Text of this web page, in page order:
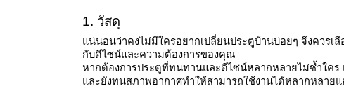
1. วัสดุ
แน่นอนว่าคงไม่มีใครอยากเปลี่ยนประตูบ้านบ่อยๆ จึงควร
กับดีไซน์และความต้องการของคุณ
หากต้องการประตูที่ทนทานและดีไซน์หลากหลายไม่ซ้ำใคร
และยังทนสภาพอากาศทำให้สามารถใช้งานได้หลากหลาย